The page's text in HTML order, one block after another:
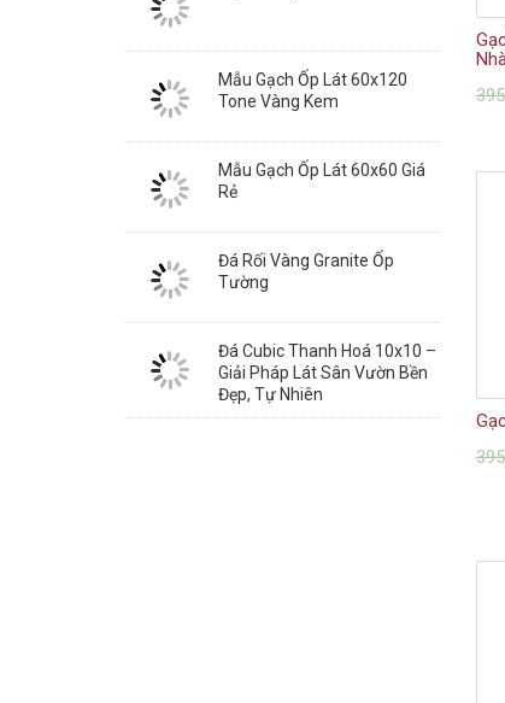
Mẫu Gạch Ốp Lát 60x120
Tone Vàng Kem
Mẫu Gạch Ốp Lát 60x60 Giá
Rẻ
Đá Rối Vàng Granite Ốp
Tường
Đá Cubic Thanh Hoá 10x10 –
Giải Pháp Lát Sân Vườn Bền
Đẹp, Tự Nhiên